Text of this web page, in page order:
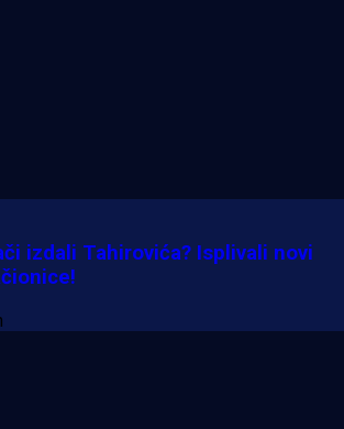
izdali Tahirovića? Isplivali novi